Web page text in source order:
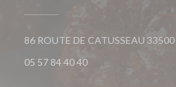
86 ROUTE DE CATUSSEAU 33500
05 57 84 40 40